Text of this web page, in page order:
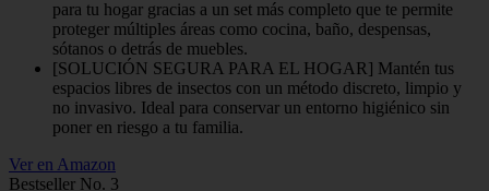
para tu hogar gracias a un set más completo que te permite
proteger múltiples áreas como cocina, baño, despensas,
sótanos o detrás de muebles.
[SOLUCIÓN SEGURA PARA EL HOGAR] Mantén tus
espacios libres de insectos con un método discreto, limpio y
no invasivo. Ideal para conservar un entorno higiénico sin
poner en riesgo a tu familia.
Ver en Amazon
Bestseller No. 3